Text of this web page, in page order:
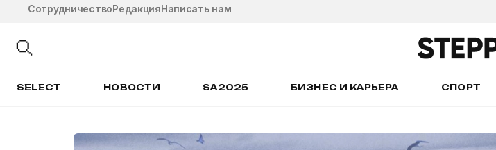
СотрудничествоРедакцияНаписать нам
SELECT НОВОСТИ SA2025 БИЗНЕС И КАРЬЕРА СПОРТ